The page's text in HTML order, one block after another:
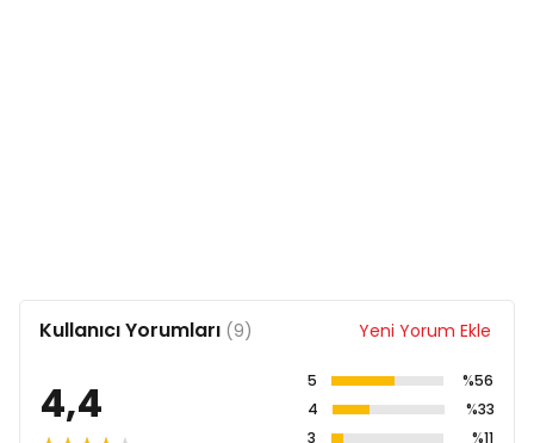
Kullanıcı Yorumları (9) Yeni Yorum Ekle
4,4 5
%56
4
%33
3
%11